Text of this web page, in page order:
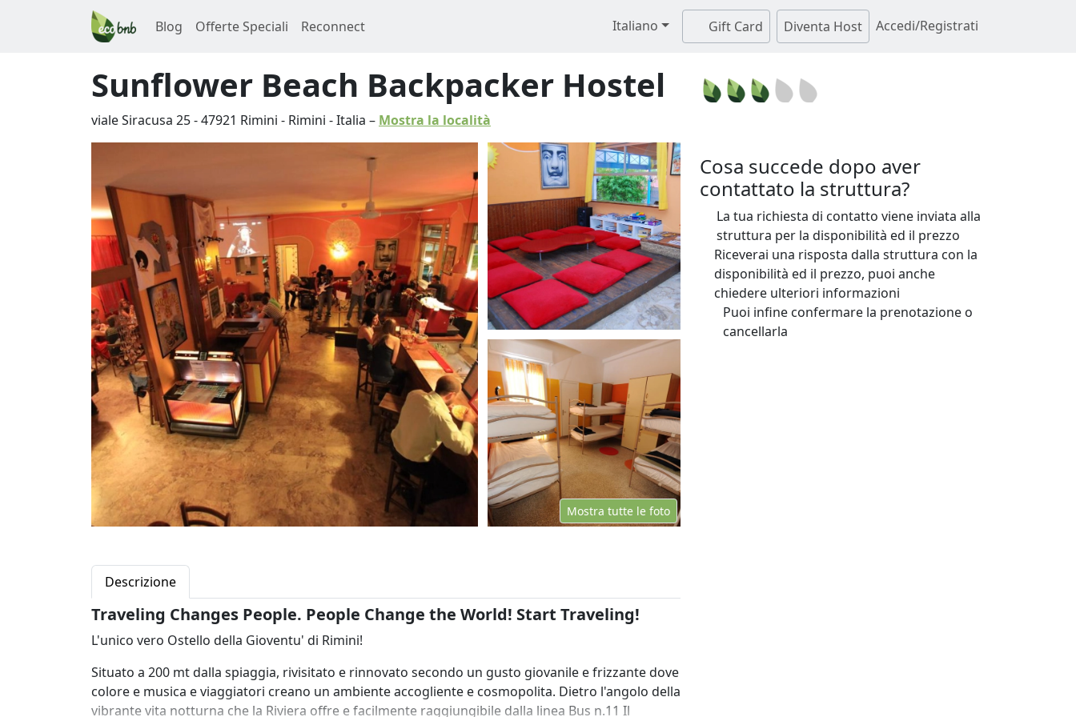
Blog Offerte Speciali Reconnect Italiano Gift Card Diventa Host Accedi/Registrati
Sunflower Beach Backpacker Hostel
viale Siracusa 25-47921 Rimini - Rimini -Italia – Mostra la località
Mostra tutte le foto
Descrizione
Traveling Changes People. People Change the World! Start Traveling!
L'unico vero Ostello della Gioventu' di Rimini!
Situato a 200 mt dalla spiaggia, rivisitato e rinnovato secondo un gusto giovanile e frizzante dove
colore e musica e viaggiatori creano un ambiente accogliente e cosmopolita. Dietro l'angolo della
vibrante vita notturna che la Riviera offre e facilmente raggiungibile dalla linea Bus n.11 Il
Cosa succede dopo aver
contattato la struttura?
La tua richiesta di contatto viene inviata alla
struttura per la disponibilità ed il prezzo
Riceverai una risposta dalla struttura con la
disponibilità ed il prezzo, puoi anche
chiedere ulteriori informazioni
Puoi infine confermare la prenotazione o
cancellarla